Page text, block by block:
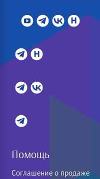
Помощь
Соглашение о продаже